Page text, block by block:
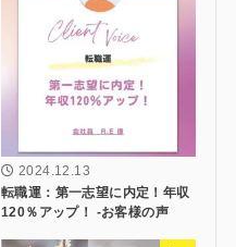
2024.12.13
転職運：第一志望に内定！年収
120％アップ！ -お客様の声